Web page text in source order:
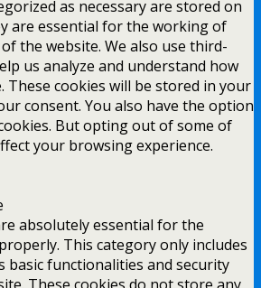
as necessary are stored on
are essential for the working of
the website. We also use third-
us analyze and understand how
These cookies will be stored in your
consent. You also have the option
But opting out of some of
your browsing experience.
absolutely essential for the
This category only includes
basic functionalities and security